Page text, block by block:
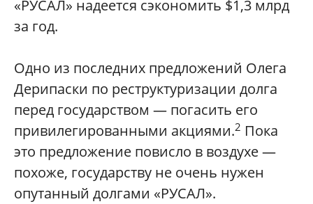
«РУСАЛ» надеется сэкономить $1,3 млрд
за год.
Одно из последних предложений Олега
Дерипаски по реструктуризации долга
перед государством — погасить его
привилегированными акциями.2 Пока
это предложение повисло в воздухе —
похоже, государству не очень нужен
опутанный долгами «РУСАЛ».